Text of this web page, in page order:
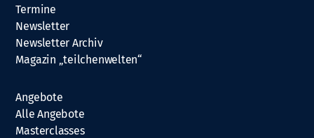
Termine
Newsletter
Newsletter Archiv
Magazin „teilchenwelten“
Angebote
Alle Angebote
Masterclasses